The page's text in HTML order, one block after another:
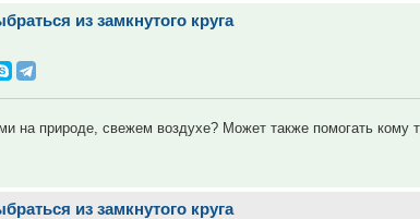
из замкнутого круга
на природе, свежем воздухе? Может также помогать кому
из замкнутого круга